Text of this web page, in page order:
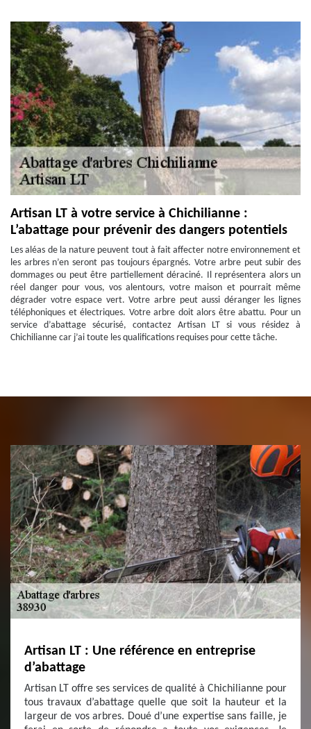
Artisan LT à votre service à Chichilianne :
L’abattage pour prévenir des dangers potentiels
Les aléas de la nature peuvent tout à fait affecter notre environnement et
les arbres n’en seront pas toujours épargnés. Votre arbre peut subir des
dommages ou peut être partiellement déraciné. Il représentera alors un
réel danger pour vous, vos alentours, votre maison et pourrait même
dégrader votre espace vert. Votre arbre peut aussi déranger les lignes
téléphoniques et électriques. Votre arbre doit alors être abattu. Pour un
service d’abattage sécurisé, contactez Artisan LT si vous résidez à
Chichilianne car j’ai toute les qualifications requises pour cette tâche.
Artisan LT : Une référence en entreprise
d’abattage
Artisan LT offre ses services de qualité à Chichilianne pour
tous travaux d’abattage quelle que soit la hauteur et la
largeur de vos arbres. Doué d’une expertise sans faille, je